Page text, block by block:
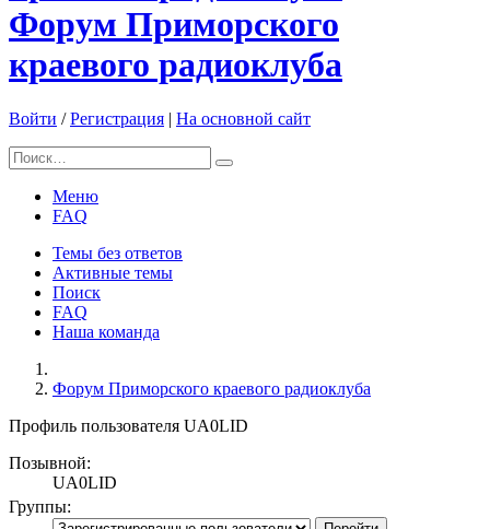
Форум Приморского
краевого радиоклуба
Войти /Регистрация | На основной сайт
Меню
FAQ
Темы без ответов
Активные темы
Поиск
FAQ
Наша команда
Форум Приморского краевого радиоклуба
Профиль пользователя UA0LID
Позывной:
UA0LID
Группы: